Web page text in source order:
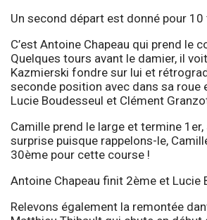
Un second départ est donné pour 10
C’est Antoine Chapeau qui prend le
Quelques tours avant le damier, il
Kazmierski fondre sur lui et
seconde position avec dans sa roue
Lucie Boudesseul et Clément
Camille prend le large et termine
surprise puisque rappelons-le,
30ème pour cette course !
Antoine Chapeau finit 2ème et Lucie
Relevons également la remontée